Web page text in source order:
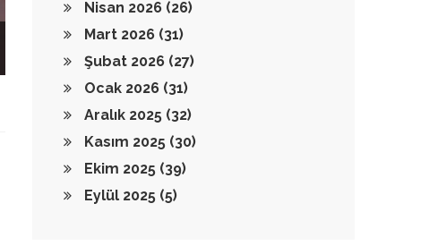
Nisan 2026 (26)
Mart 2026 (31)
Şubat 2026 (27)
Ocak 2026 (31)
Aralık 2025 (32)
Kasım 2025 (30)
Ekim 2025 (39)
Eylül 2025 (5)